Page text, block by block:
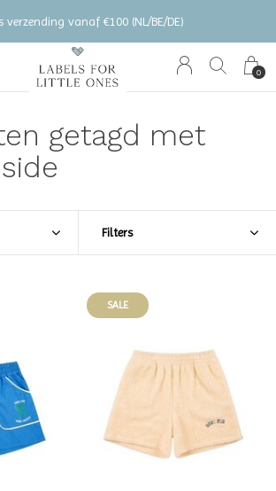
0
verzending vanaf €100 (NL/BE/DE)
getagd met
Filters
SALE